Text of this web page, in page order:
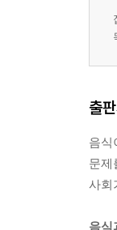
출
음식
문제
사회
음식